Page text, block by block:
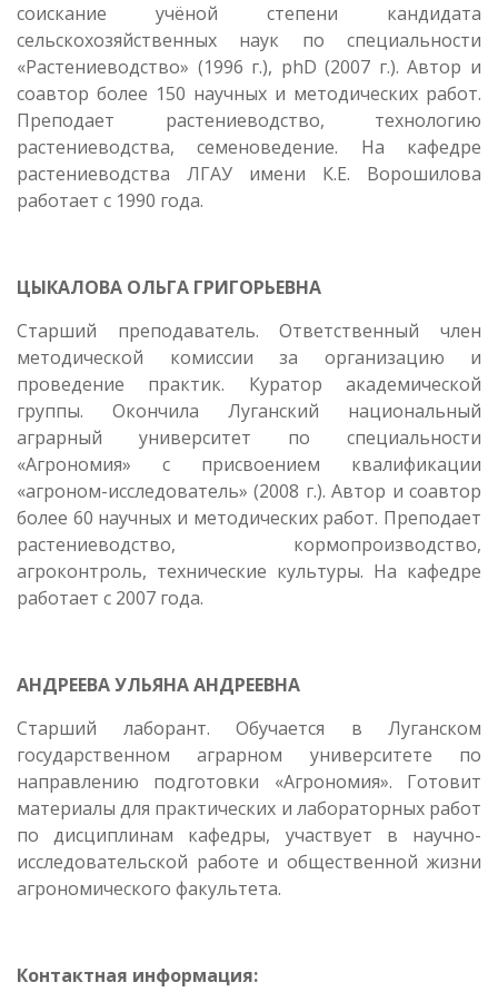
соискание учёной степени кандидата
сельскохозяйственных наук по специальности
«Растениеводство» (1996 г.), phD (2007 г.). Автор и
соавтор более 150 научных и методических работ.
Преподает растениеводство, технологию
растениеводства, семеноведение. На кафедре
растениеводства ЛГАУ имени К.Е. Ворошилова
работает с 1990 года.
ЦЫКАЛОВА ОЛЬГА ГРИГОРЬЕВНА
Старший преподаватель. Ответственный член
методической комиссии за организацию и
проведение практик. Куратор академической
группы. Окончила Луганский национальный
аграрный университет по специальности
«Агрономия» с присвоением квалификации
«агроном-исследователь» (2008 г.). Автор и соавтор
более 60 научных и методических работ. Преподает
растениеводство, кормопроизводство,
агроконтроль, технические культуры. На кафедре
работает с 2007 года.
АНДРЕЕВА УЛЬЯНА АНДРЕЕВНА
Старший лаборант. Обучается в Луганском
государственном аграрном университете по
направлению подготовки «Агрономия». Готовит
материалы для практических и лабораторных работ
по дисциплинам кафедры, участвует в научно-
исследовательской работе и общественной жизни
агрономического факультета.
Контактная информация: